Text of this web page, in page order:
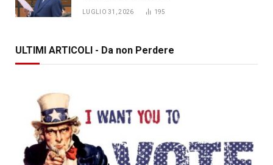
LUGLIO 31, 2026 195
ULTIMI ARTICOLI - Da non Perdere